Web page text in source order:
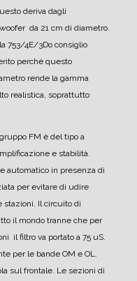
deriva dagli
da 21 cm di diametro.
753/4E/3Do consiglio
perché questo
rende la gamma
realistica, soprattutto
FM è del tipo a
e stabilità.
automatico in presenza di
per evitare di udire
Il circuito di
il mondo tranne che per
il filtro va portato a 75 uS.
per le bande OM e OL.
sul frontale. Le sezioni di